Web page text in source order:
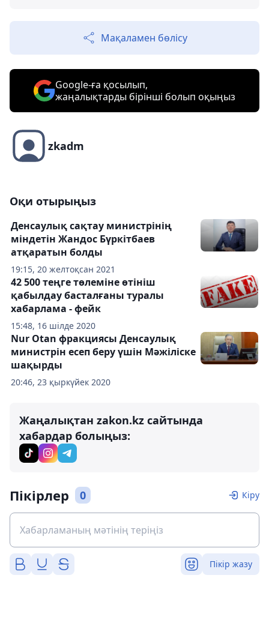
Мақаламен бөлісу
Google-ға қосылып,
жаңалықтарды бірінші болып оқыңыз
zkadm
Оқи отырыңыз
19:15, 20 желтоқсан 2021
Денсаулық сақтау министрінің
міндетін Жандос Бүркітбаев
атқаратын болды
15:48, 16 шілде 2020
42 500 теңге төлеміне өтініш
қабылдау басталғаны туралы
хабарлама - фейк
20:46, 23 қыркүйек 2020
Nur Otan фракциясы Денсаулық
министрін есеп беру үшін Мәжіліске
шақырды
Жаңалықтан zakon.kz сайтында
хабардар болыңыз:
Пікірлер 0 Кіру
Пікір жазу